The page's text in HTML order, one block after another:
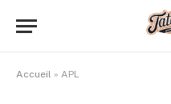
Accueil » APL